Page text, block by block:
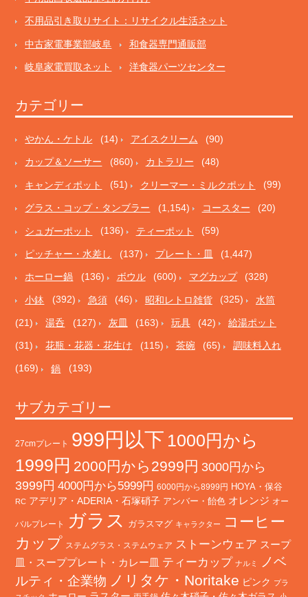
不用品引き取りサイト：リサイクル生活ネット
中古家電事業部岐阜 和食器専門通販部
岐阜家電買取ネット 洋食器パーツセンター
カテゴリー
やかん・ケトル (14) アイスクリーム (90)
カップ＆ソーサー (860) カトラリー (48)
キャンディポット (51) クリーマー・ミルクポット (99)
グラス・コップ・タンブラー (1,154) コースター (20)
シュガーポット (136) ティーポット (59)
ピッチャー・水差し (137) プレート・皿 (1,447)
ホーロー鍋 (136) ボウル (600) マグカップ (328)
小鉢 (392) 急須 (46) 昭和レトロ雑貨 (325) 水筒
(21) 湯呑 (127) 灰皿 (163) 玩具 (42) 給湯ポット
(31) 花瓶・花器・花生け (115) 茶碗 (65) 調味料入れ
(169) 鍋 (193)
サブカテゴリー
27cmプレート 999円以下 1000円から
1999円 2000円から2999円 3000円から
3999円 4000円から5999円 6000円から8999円 HOYA・保谷
RC アデリア・ADERIA・石塚硝子 アンバー・飴色 オレンジ オー
バルプレート ガラス ガラスマグ キャラクター
コーヒー
カップ ステムグラス・ステムウェア ストーンウェア スープ
皿・スーププレート・カレー皿 ティーカップ ナルミ
ノベ
ルティ・企業物 ノリタケ・Noritake ピンク プラ